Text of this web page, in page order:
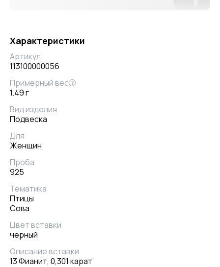
Характеристики
Артикул
113100000056
Примерный вес ?
1.49 г
Вид изделия
Подвеска
Для
Женщин
Проба
925
Тематика
Птицы
Сова
Цвет вставки
черный
Описание вставки
13 Фианит, 0,301 карат